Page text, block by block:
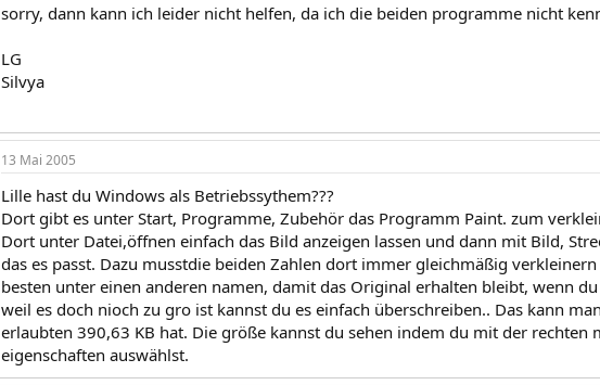
sorry, dann kann ich leider nicht helfen, da ich die beiden programme nicht
LG
Silvya
13 Mai 2005
Lille hast du Windows als Betriebssythem???
Dort gibt es unter Start, Programme, Zubehör das Programm Paint. zum
Dort unter Datei,öffnen einfach das Bild anzeigen lassen und dann mit Bild,
das es passt. Dazu musstdie beiden Zahlen dort immer gleichmäßig
besten unter einen anderen namen, damit das Original erhalten bleibt, wenn
weil es doch nioch zu gro ist kannst du es einfach überschreiben.. Das kann
erlaubten 390,63 KB hat. Die größe kannst du sehen indem du mit der rechten
eigenschaften auswählst.